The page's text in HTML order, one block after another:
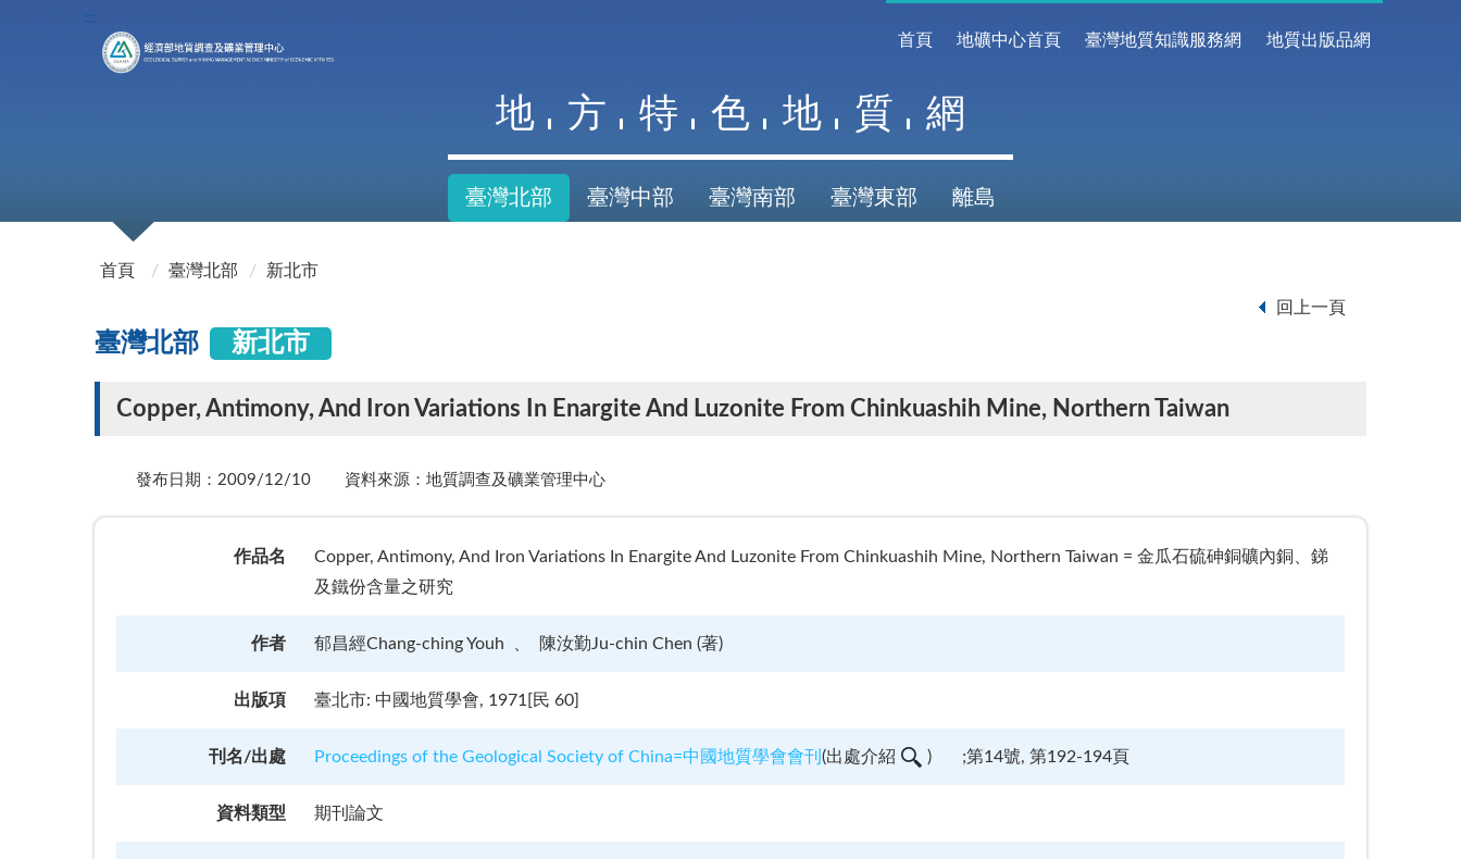
首頁 地礦中心首頁 臺灣地質知識服務網 地質出版品網
:::
地 方 特 色 地 質 網
臺灣北部 臺灣中部 臺灣南部 臺灣東部 離島
首頁
臺灣北部 新北市
回上一頁
臺灣北部 新北市
Copper, Antimony, And Iron Variations In Enargite And Luzonite From Chinkuashih Mine, Northern Taiwan
發布日期：2009/12/10 資料來源：地質調查及礦業管理中心
作品名
Copper, Antimony, And Iron Variations In Enargite And Luzonite From Chinkuashih Mine, Northern Taiwan = 金瓜石硫砷銅礦內銅、銻
及鐵份含量之研究
作者 郁昌經Chang-ching Youh 陳汝勤Ju-chin Chen (著)
出版項 臺北市: 中國地質學會, 1971[民 60]
刊名/出處 Proceedings of the Geological Society of China=中國地質學會會刊 (出處介紹 ) ;第14號, 第192-194頁
資料類型 期刊論文